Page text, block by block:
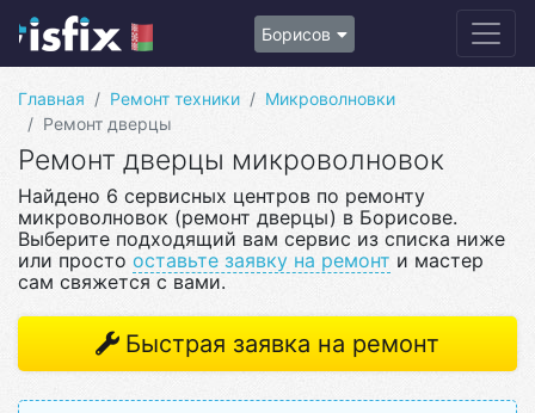
Борисов
Главная Ремонт техники
Микроволновки
Ремонт дверцы
Ремонт дверцы микроволновок
Найдено 6 сервисных центров по ремонту
микроволновок (ремонт дверцы) в Борисове.
Выберите подходящий вам сервис из списка ниже
или просто оставьте заявку на ремонт и мастер
сам свяжется с вами.
Быстрая заявка на ремонт